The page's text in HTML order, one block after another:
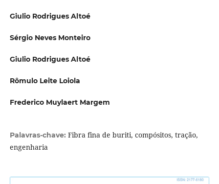
Giulio Rodrigues Altoé
Sérgio Neves Monteiro
Giulio Rodrigues Altoé
Rômulo Leite Loiola
Frederico Muylaert Margem
Palavras-chave: Fibra fina de buriti, compósitos, tração,
engenharia